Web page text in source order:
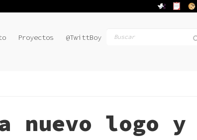
Proyectos @TwittBoy
nuevo logo y